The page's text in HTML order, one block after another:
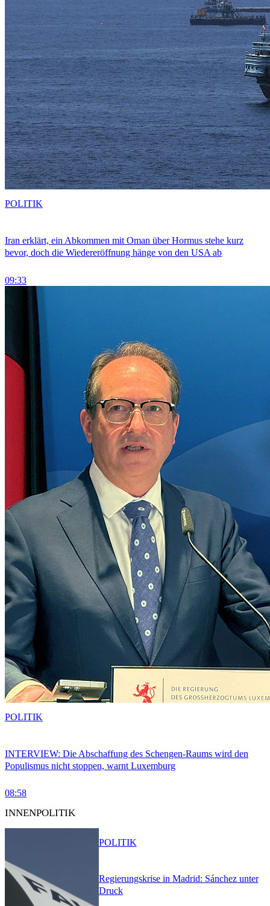
Iran erklärt, ein Abkommen mit Oman über Hormus stehe kurz
bevor, doch die Wiedereröffnung hänge von den USA ab
09:33
POLITIK
INTERVIEW: Die Abschaffung des Schengen-Raums wird den
Populismus nicht stoppen, warnt Luxemburg
08:58
POLITIK
INNENPOLITIK
Regierungskrise in Madrid: Sánchez unter
Druck
POLITIK